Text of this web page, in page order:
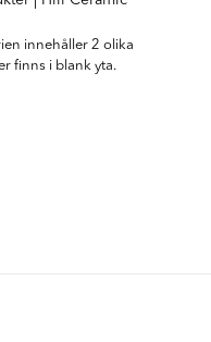
innehåller 2 olika
finns i blank yta.